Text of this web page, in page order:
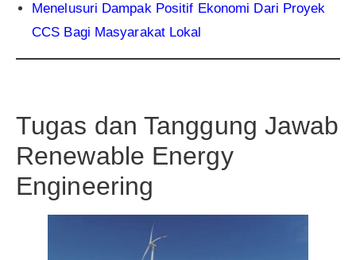
Menelusuri Dampak Positif Ekonomi Dari Proyek
CCS Bagi Masyarakat Lokal
Tugas dan Tanggung Jawab
Renewable Energy
Engineering